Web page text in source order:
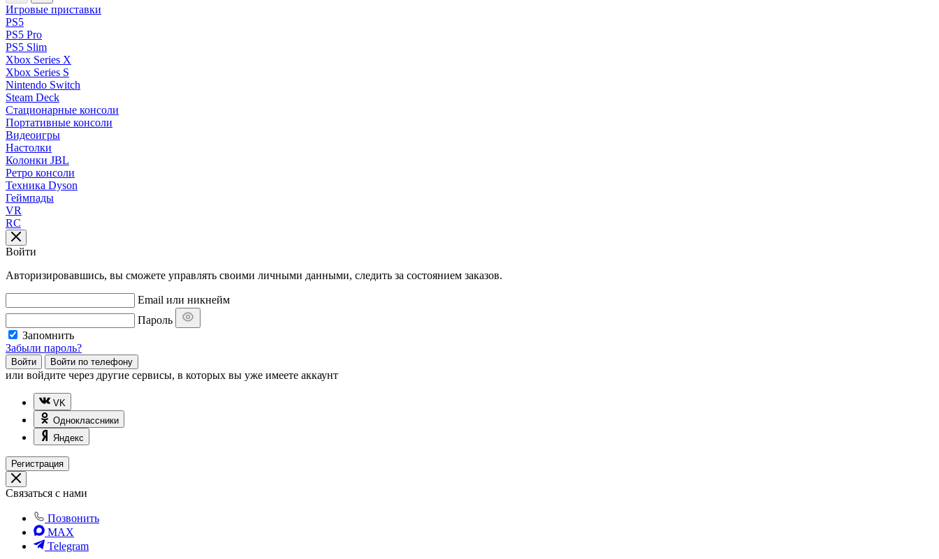
Игровые приставки
PS5
PS5 Pro
PS5 Slim
Xbox Series X
Xbox Series S
Nintendo Switch
Steam Deck
Стационарные консоли
Портативные консоли
Видеоигры
Настолки
Колонки JBL
Ретро консоли
Техника Dyson
Геймпады
VR
RC
Войти
Авторизировавшись, вы сможете управлять своими личными данными, следить за состоянием заказов.
Email или никнейм
Пароль
Запомнить
Забыли пароль?
Войти Войти по телефону
или войдите через другие сервисы, в которых вы уже имеете аккаунт
VK
Одноклассники
Яндекс
Регистрация
Связаться с нами
Позвонить
MAX
Telegram